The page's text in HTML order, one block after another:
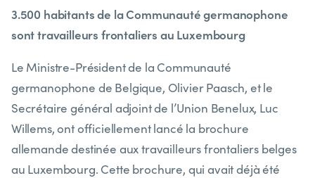
3.500 habitants de la Communauté germanophone
sont travailleurs frontaliers au Luxembourg
Le Ministre-Président de la Communauté
germanophone de Belgique, Olivier Paasch, et le
Secrétaire général adjoint de l’Union Benelux, Luc
Willems, ont officiellement lancé la brochure
allemande destinée aux travailleurs frontaliers belges
au Luxembourg. Cette brochure, qui avait déjà été